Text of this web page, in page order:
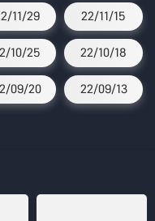
11/29 22/11/15
10/25 22/10/18
09/20 22/09/13